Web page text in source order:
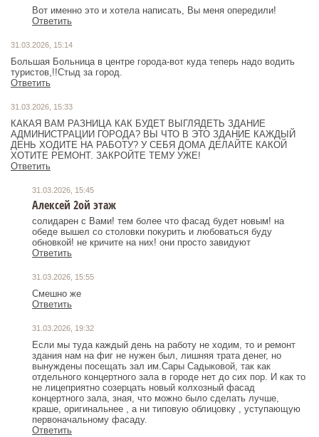
Вот именно это и хотела написать, Вы меня опередили!
Ответить
31.03.2026, 15:14
Большая Больница в центре города-вот куда теперь надо водить
туристов,!!Стыд за город.
Ответить
31.03.2026, 15:33
КАКАЯ ВАМ РАЗНИЦА КАК БУДЕТ ВЫГЛЯДЕТЬ ЗДАНИЕ
АДМИНИСТРАЦИИ ГОРОДА? ВЫ ЧТО В ЭТО ЗДАНИЕ КАЖДЫЙ
ДЕНЬ ХОДИТЕ НА РАБОТУ? У СЕБЯ ДОМА ДЕЛАЙТЕ КАКОЙ
ХОТИТЕ РЕМОНТ. ЗАКРОЙТЕ ТЕМУ УЖЕ!
Ответить
31.03.2026, 15:45
Алексей 2ой этаж
солидарен с Вами! тем более что фасад будет новым! на
обеде вышел со столовки покурить и любоваться буду
обновкой! не кричите на них! они просто завидуют
Ответить
31.03.2026, 15:55
Смешно же
Ответить
31.03.2026, 19:32
Если мы туда каждый день на работу не ходим, то и ремонт
здания нам на фиг не нужен был, лишняя трата денег, но
вынуждены посещать зал им.Сары Садыковой, так как
отдельного концертного зала в городе нет до сих пор. И как то
не лицеприятно созерцать новый колхозный фасад
концертного зала, зная, что можно было сделать лучше,
краше, оригинальнее , а ни типовую облицовку , уступающую
первоначальному фасаду.
Ответить